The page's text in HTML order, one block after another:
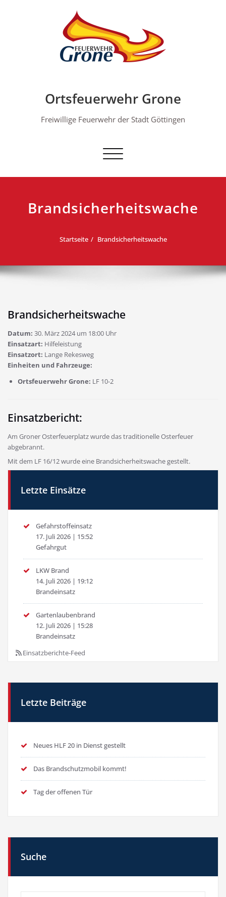
Ortsfeuerwehr Grone
Freiwillige Feuerwehr der Stadt Göttingen
Schalte Navigation
Brandsicherheitswache
Startseite Brandsicherheitswache
Brandsicherheitswache
Datum: 30. März 2024 um 18:00 Uhr
Einsatzart: Hilfeleistung
Einsatzort: Lange Rekesweg
Einheiten und Fahrzeuge:
Ortsfeuerwehr Grone: LF 10-2
Einsatzbericht:
Am Groner Osterfeuerplatz wurde das traditionelle Osterfeuer
abgebrannt.
Mit dem LF 16/12 wurde eine Brandsicherheitswache gestellt.
Letzte Einsätze
Gefahrstoffeinsatz
17. Juli 2026 | 15:52
Gefahrgut
LKW Brand
14. Juli 2026 | 19:12
Brandeinsatz
Gartenlaubenbrand
12. Juli 2026 | 15:28
Brandeinsatz
Einsatzberichte-Feed
Letzte Beiträge
Neues HLF 20 in Dienst gestellt
Das Brandschutzmobil kommt!
Tag der offenen Tür
Suche